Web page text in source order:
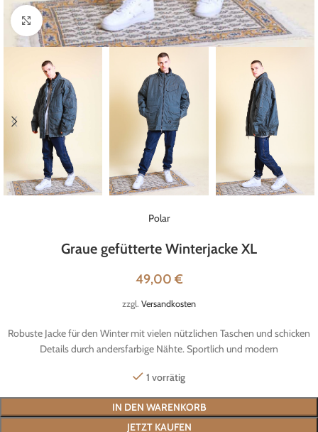
Klick zum Vergrößern
Polar
Graue gefütterte Winterjacke XL
49,00 €
zzgl. Versandkosten
Robuste Jacke für den Winter mit vielen nützlichen Taschen und schicken
Details durch andersfarbige Nähte. Sportlich und modern
1 vorrätig
IN DEN WARENKORB
JETZT KAUFEN